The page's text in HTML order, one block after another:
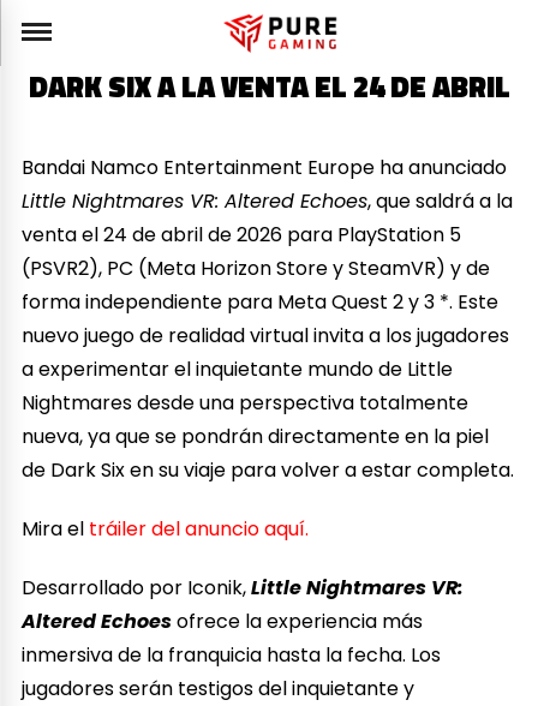
DARK SIX A LA VENTA EL 24 DE ABRIL
Bandai Namco Entertainment Europe ha anunciado
Little Nightmares VR: Altered Echoes, que saldrá a la
venta el 24 de abril de 2026 para PlayStation 5
(PSVR2), PC (Meta Horizon Store y SteamVR) y de
forma independiente para Meta Quest 2 y 3 *. Este
nuevo juego de realidad virtual invita a los jugadores
a experimentar el inquietante mundo de Little
Nightmares desde una perspectiva totalmente
nueva, ya que se pondrán directamente en la piel
de Dark Six en su viaje para volver a estar completa.
Mira el tráiler del anuncio aquí.
Desarrollado por Iconik,Little Nightmares VR:
Altered Echoesofrece la experiencia más
inmersiva de la franquicia hasta la fecha. Los
jugadores serán testigos del inquietante y